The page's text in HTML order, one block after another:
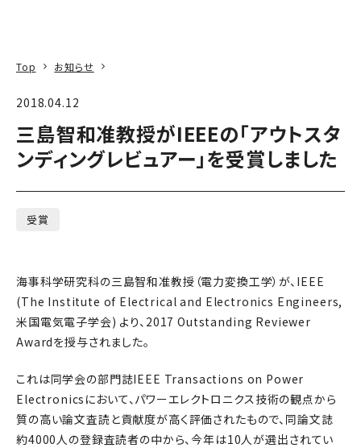
Top お知らせ
2018.04.12
三島智和准教授がIEEEの「アウトスタ
ンディングレビュアー」を受賞しました
受賞
海事科学研究科の三島智和准教授（電力変換工学）が、IEEE
(The Institute of Electrical and Electronics Engineers,
米国電気電子学会) より、2017 Outstanding Reviewer
Awardを授与されました。
これは同学会の部門誌IEEE Transactions on Power
Electronicsにおいて、パワーエレクトロニクス技術の観点から
質の高い論文査読と貢献度が高く評価されたもので、同論文誌
約4000人の登録査読者の中から、今年は10人が選出されてい